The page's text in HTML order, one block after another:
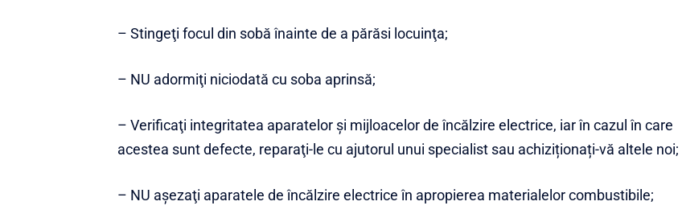
– Stingeţi focul din sobă înainte de a părăsi locuinţa;
– NU adormiţi niciodată cu soba aprinsă;
– Verificaţi integritatea aparatelor şi mijloacelor de încălzire electrice, iar în cazul în care
acestea sunt defecte, reparaţi-le cu ajutorul unui specialist sau achiziționați-vă altele noi;
– NU aşezaţi aparatele de încălzire electrice în apropierea materialelor combustibile;